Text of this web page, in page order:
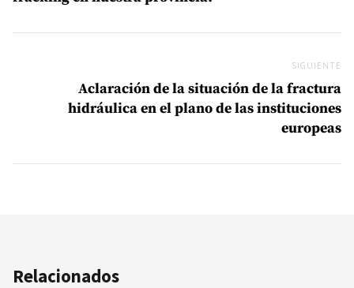
SIGUIENTE
Aclaración de la situación de la fractura
hidráulica en el plano de las instituciones
europeas
Relacionados